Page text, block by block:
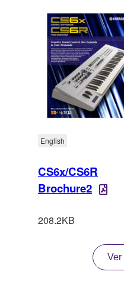
CS6x/CS6R
Brochure2
English
208.2KB
Ver